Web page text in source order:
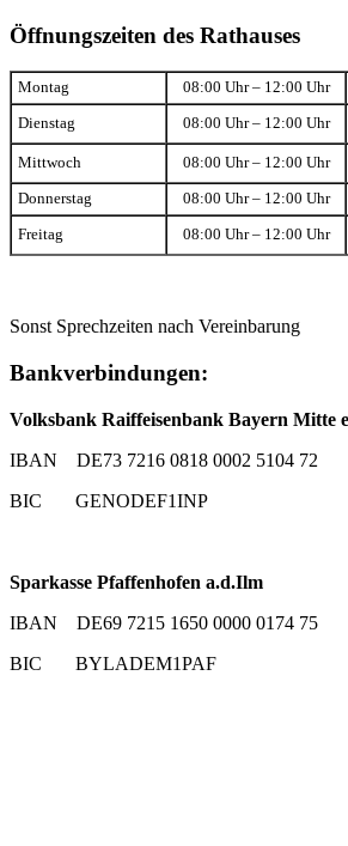
Öffnungszeiten des Rathauses
Montag 08:00 Uhr – 12:00 Uhr
Dienstag 08:00 Uhr – 12:00 Uhr
Mittwoch 08:00 Uhr – 12:00 Uhr
Donnerstag 08:00 Uhr – 12:00 Uhr
Freitag 08:00 Uhr – 12:00 Uhr
Sonst Sprechzeiten nach Vereinbarung
Bankverbindungen:
Volksbank Raiffeisenbank Bayern Mitte
IBAN DE73 7216 0818 0002 5104 72
BIC GENODEF1INP
Sparkasse Pfaffenhofen a.d.Ilm
IBAN DE69 7215 1650 0000 0174 75
BIC BYLADEM1PAF